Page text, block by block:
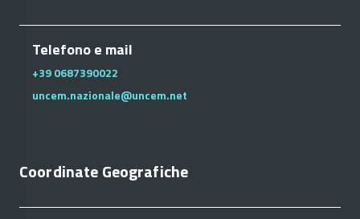
Telefono e mail
+39 0687390022
uncem.nazionale@uncem.net
Coordinate Geografiche